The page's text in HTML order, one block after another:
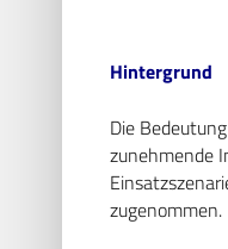
Hintergrund
Die
zunehmende
zugenommen.